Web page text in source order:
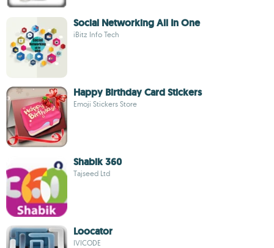
Social Networking All In One
iBitz Info Tech
Happy Birthday Card Stickers
Emoji Stickers Store
Shabik 360
Tajseed Ltd
Loocator
IVICODE